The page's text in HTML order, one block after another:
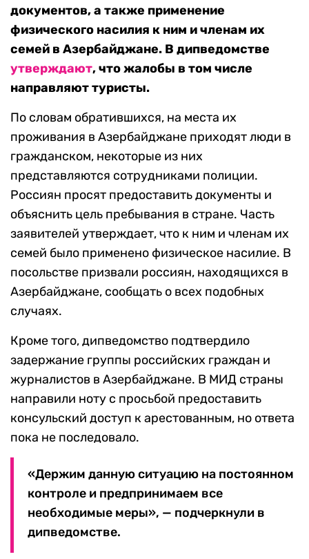
документов, а также применение
физического насилия к ним и членам их
семей в Азербайджане. В дипведомстве
утверждают, что жалобы в том числе
направляют туристы.
По словам обратившихся, на места их
проживания в Азербайджане приходят люди в
гражданском, некоторые из них
представляются сотрудниками полиции.
Россиян просят предоставить документы и
объяснить цель пребывания в стране. Часть
заявителей утверждает, что к ним и членам их
семей было применено физическое насилие. В
посольстве призвали россиян, находящихся в
Азербайджане, сообщать о всех подобных
случаях.
Кроме того, дипведомство подтвердило
задержание группы российских граждан и
журналистов в Азербайджане. В МИД страны
направили ноту с просьбой предоставить
консульский доступ к арестованным, но ответа
пока не последовало.
«Держим данную ситуацию на постоянном
контроле и предпринимаем все
необходимые меры», — подчеркнули в
дипведомстве.